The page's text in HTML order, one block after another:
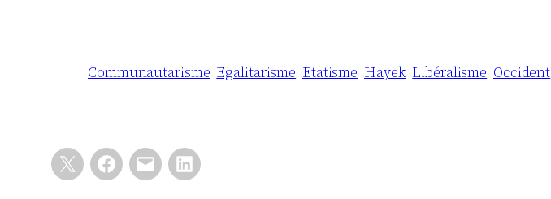
Communautarisme Egalitarisme Etatisme Hayek Libéralisme Occident